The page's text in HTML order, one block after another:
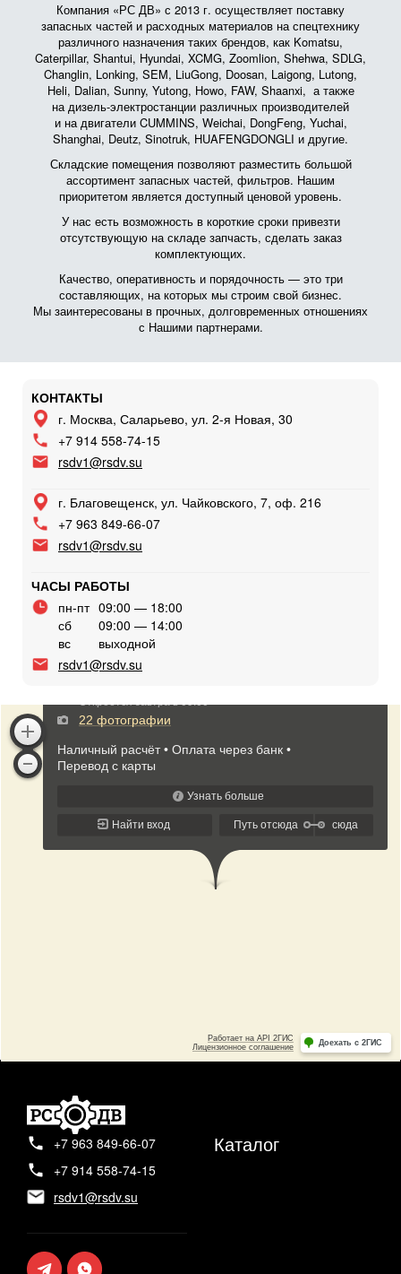
Компания «РС ДВ» с 2013 г. осуществляет поставку
запасных частей и расходных материалов на спецтехнику
различного назначения таких брендов, как Komatsu,
Caterpillar, Shantui, Hyundai, XCMG, Zoomlion, Shehwa, SDLG,
Changlin, Lonking, SEM, LiuGong, Doosan, Laigong, Lutong,
Heli, Dalian, Sunny, Yutong, Howo, FAW, Shaanxi, а также
на дизель-электростанции различных производителей
и на двигатели CUMMINS, Weichai, DongFeng, Yuchai,
Shanghai, Deutz, Sinotruk, HUAFENGDONGLI и другие.
Складские помещения позволяют разместить большой
ассортимент запасных частей, фильтров. Нашим
приоритетом является доступный ценовой уровень.
У нас есть возможность в короткие сроки привезти
отсутствующую на складе запчасть, сделать заказ
комплектующих.
Качество, оперативность и порядочность — это три
составляющих, на которых мы строим свой бизнес.
Мы заинтересованы в прочных, долговременных отношениях
с Нашими партнерами.
КОНТАКТЫ
г. Москва, Саларьево, ул. 2-я Новая, 30
+7 914 558-74-15
rsdv1@rsdv.su
г. Благовещенск, ул. Чайковского, 7, оф. 216
+7 963 849-66-07
rsdv1@rsdv.su
ЧАСЫ РАБОТЫ
пн-пт 09:00 — 18:00
сб
09:00 — 14:00
вс
выходной
rsdv1@rsdv.su
+7 963 849-66-07
+7 914 558-74-15
rsdv1@rsdv.su
Каталог